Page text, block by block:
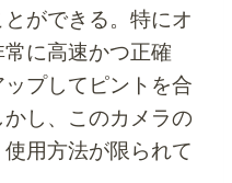
ができる。特にオ
に高速かつ正確
プしてピントを合
し、このカメラの
用方法が限られて